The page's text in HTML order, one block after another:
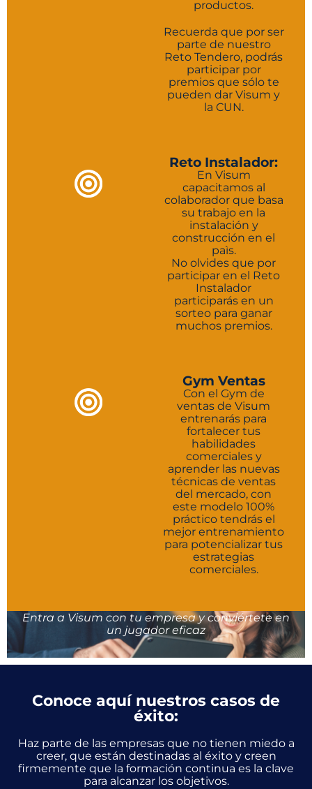
productos.
Recuerda que por ser
parte de nuestro
Reto Tendero, podrás
participar por
premios que sólo te
pueden dar Visum y
la CUN.
Reto Instalador:
En Visum
capacitamos al
colaborador que basa
su trabajo en la
instalación y
construcción en el
paìs.
No olvides que por
participar en el Reto
Instalador
participarás en un
sorteo para ganar
muchos premios.
Gym Ventas
Con el Gym de
ventas de Visum
entrenarás para
fortalecer tus
habilidades
comerciales y
aprender las nuevas
técnicas de ventas
del mercado, con
este modelo 100%
práctico tendrás el
mejor entrenamiento
para potencializar tus
estrategias
comerciales.
Entra a Visum con tu empresa y conviértete en
un jugador eficaz
Conoce aquí nuestros casos de
éxito:
Haz parte de las empresas que no tienen miedo a
creer, que están destinadas al éxito y creen
firmemente que la formación continua es la clave
para alcanzar los objetivos.